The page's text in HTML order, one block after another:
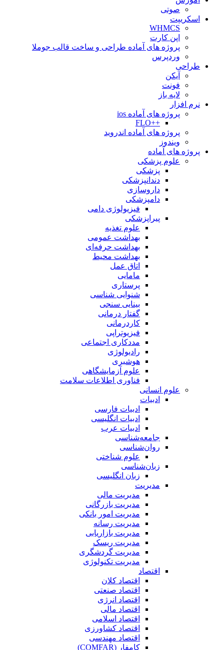
صوتی
اسکریپت
WHMCS
اپن کارت
پروژه های آماده طراحی و ساخت قالب جوملا
وردپرس
طراحی
آیکن
فونت
لایه باز
نرم افزار
پروژه های آماده ios
++FLO
پروژه های آماده اندروید
ویندوز
پروژه های آماده
علوم پزشکی
پزشکی
دندانپزشکی
داروسازی
دامپزشکی
فیزیولوژی دامی
پیراپزشکی
علوم تغذیه
بهداشت عمومی
بهداشت حرفه‌ای
بهداشت محیط
اتاق عمل
مامایی
پرستاری
شنوایی شناسی
بینایی سنجی
گفتار درمانی
کاردرمانی
فیزیوتراپی
مددکاری اجتماعی
رادیولوژی
هوشبری
علوم آزمایشگاهی
فناوری اطلاعات سلامت
علوم انسانی
ادبیات
ادبیات فارسی
ادبیات انگلیسی
ادبیات عرب
جامعه‌شناسی
روان‌شناسی
علوم شناختی
زبان‌شناسی
زبان انگلیسی
مدیریت
مدیریت مالی
مدیریت بازرگانی
مدیریت امور بانکی
مدیریت رسانه
مدیریت بازاریابی
مدیریت ریسک
مدیریت گردشگری
مدیریت تکنولوژی
اقتصاد
اقتصاد کلان
اقتصاد صنعتی
اقتصاد انرژی
اقتصاد مالی
اقتصاد اسلامی
اقتصاد کشاورزی
اقتصاد مهندسی
کامفار (COMFAR)